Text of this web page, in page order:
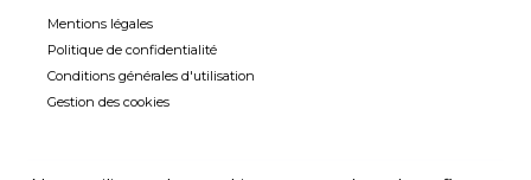
Mentions légales
Politique de confidentialité
Conditions générales d'utilisation
Gestion des cookies